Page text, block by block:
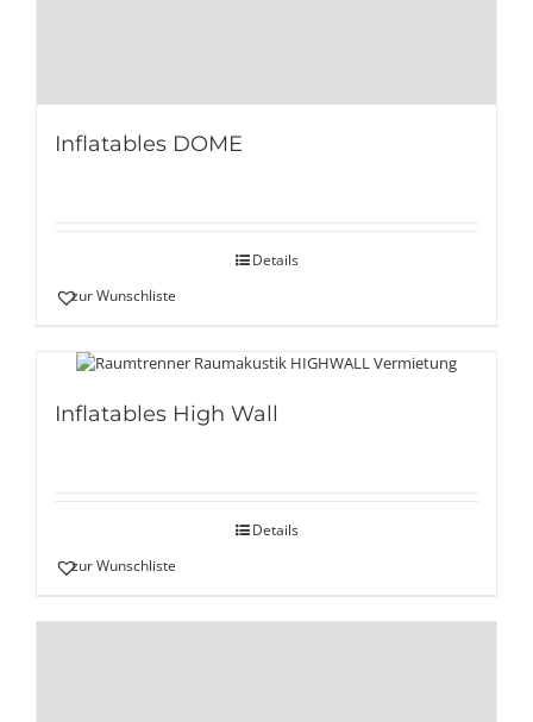
Inflatables DOME
Details
zur Wunschliste
Inflatables High Wall
Details
zur Wunschliste